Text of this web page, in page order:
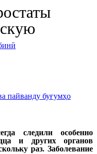
пайванду буғумҳо
следили особенно
и других органов
раз. Заболевание